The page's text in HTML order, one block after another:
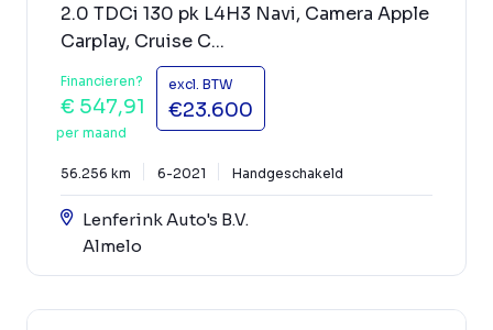
2.0 TDCi 130 pk L4H3 Navi, Camera Apple
Carplay, Cruise C...
Financieren?
€ 547,91
per maand
excl. BTW
€23.600
56.256 km 6-2021 Handgeschakeld
Lenferink Auto's B.V.
Almelo